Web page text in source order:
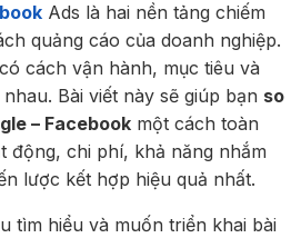
Ads là hai nền tảng chiếm
quảng cáo của doanh nghiệp.
cách vận hành, mục tiêu và
Bài viết này sẽ giúp bạn so
– Facebook một cách toàn
chi phí, khả năng nhắm
lược kết hợp hiệu quả nhất.
tìm hiểu và muốn triển khai bài